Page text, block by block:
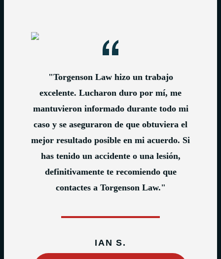
"Torgenson Law hizo un trabajo
excelente. Lucharon duro por mí, me
mantuvieron informado durante todo mi
caso y se aseguraron de que obtuviera el
mejor resultado posible en mi acuerdo. Si
has tenido un accidente o una lesión,
definitivamente te recomiendo que
contactes a Torgenson Law."
IAN S.